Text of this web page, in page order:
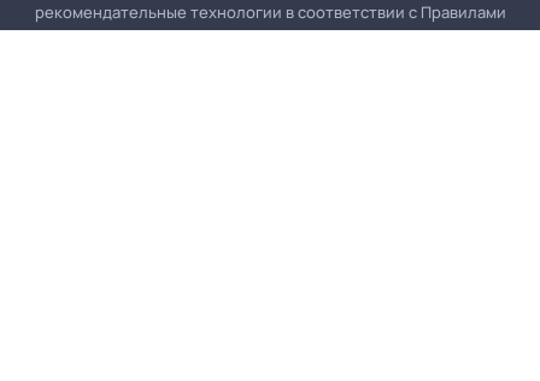
рекомендательные технологии в соответствии с Правилами